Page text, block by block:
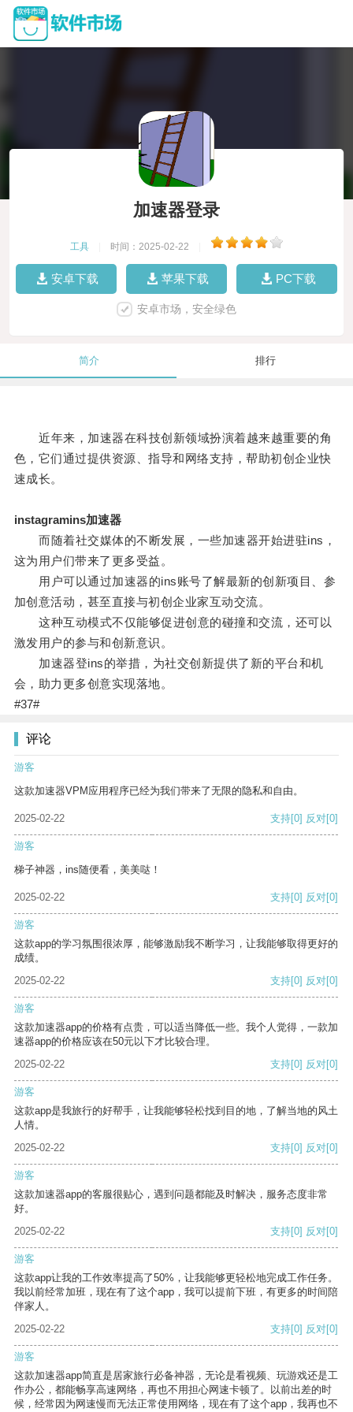
加速器登录
工具 时间：2025-02-22
安卓下载 苹果下载 PC下载
安卓市场，安全绿色
简介 排行
近年来，加速器在科技创新领域扮演着越来越重要的角
色，它们通过提供资源、指导和网络支持，帮助初创企业快
速成长。
instagramins加速器
而随着社交媒体的不断发展，一些加速器开始进驻ins，
这为用户们带来了更多受益。
用户可以通过加速器的ins账号了解最新的创新项目、参
加创意活动，甚至直接与初创企业家互动交流。
这种互动模式不仅能够促进创意的碰撞和交流，还可以
激发用户的参与和创新意识。
加速器登ins的举措，为社交创新提供了新的平台和机
会，助力更多创意实现落地。
#37#
评论
游客
这款加速器VPM应用程序已经为我们带来了无限的隐私和自由。
2025-02-22 支持[0] 反对[0]
游客
梯子神器，ins随便看，美美哒！
2025-02-22 支持[0] 反对[0]
游客
这款app的学习氛围很浓厚，能够激励我不断学习，让我能够取得更好的
成绩。
2025-02-22
支持[0] 反对[0]
游客
这款加速器app的价格有点贵，可以适当降低一些。我个人觉得，一款加
速器app的价格应该在50元以下才比较合理。
2025-02-22
支持[0] 反对[0]
游客
这款app是我旅行的好帮手，让我能够轻松找到目的地，了解当地的风土
人情。
2025-02-22
支持[0] 反对[0]
游客
这款加速器app的客服很贴心，遇到问题都能及时解决，服务态度非常
好。
2025-02-22
支持[0] 反对[0]
游客
这款app让我的工作效率提高了50%，让我能够更轻松地完成工作任务。
我以前经常加班，现在有了这个app，我可以提前下班，有更多的时间陪
伴家人。
2025-02-22
支持[0] 反对[0]
游客
这款加速器app简直是居家旅行必备神器，无论是看视频、玩游戏还是工
作办公，都能畅享高速网络，再也不用担心网速卡顿了。以前出差的时
候，经常因为网速慢而无法正常使用网络，现在有了这个app，我再也不